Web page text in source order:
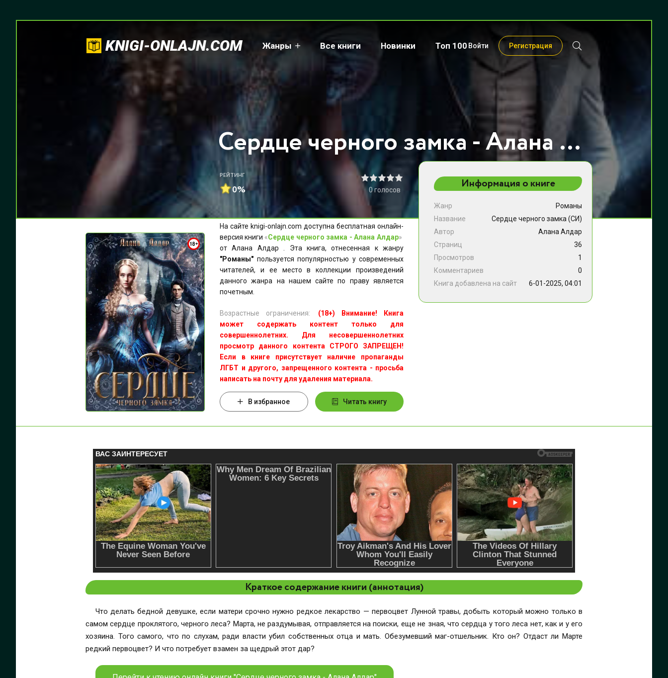
KNIGI-ONLAJN.COM Жанры Все книги Новинки Топ 100 Войти Регистрация
Сердце черного замка - Алана Алдар
РЕЙТИНГ
0% 0голосов
На сайте knigi-onlajn.com доступна бесплатная онлайн-
версия книги «Сердце черного замка - Алана Алдар»
от Алана Алдар . Эта книга, отнесенная к жанру
"Романы" пользуется популярностью у современных
читателей, и ее место в коллекции произведений
данного жанра на нашем сайте по праву является
почетным.
Возрастные ограничения:
(18+) Внимание! Книга
может содержать контент только для
совершеннолетних. Для несовершеннолетних
просмотр данного контента СТРОГО ЗАПРЕЩЕН!
Если в книге присутствует наличие пропаганды
ЛГБТ и другого, запрещенного контента - просьба
написать на почту для удаления материала.
В избранное Читать книгу
Информация о книге
Жанр
Романы
Название
Сердце черного замка (СИ)
Автор
Алана Алдар
Страниц
36
Просмотров
1
Комментариев
0
Книга добавлена на сайт
6-01-2025, 04:01
Краткое содержание книги (аннотация)
Что делать бедной девушке, если матери срочно нужно редкое лекарство — первоцвет Лунной травы, добыть который можно только в
самом сердце проклятого, черного леса? Марта, не раздумывая, отправляется на поиски, еще не зная, что сердца у того леса нет, как и у его
хозяина. Того самого, что по слухам, ради власти убил собственных отца и мать. Обезумевший маг-отшельник. Кто он? Отдаст ли Марте
редкий первоцвет? И что потребует взамен за щедрый этот дар?